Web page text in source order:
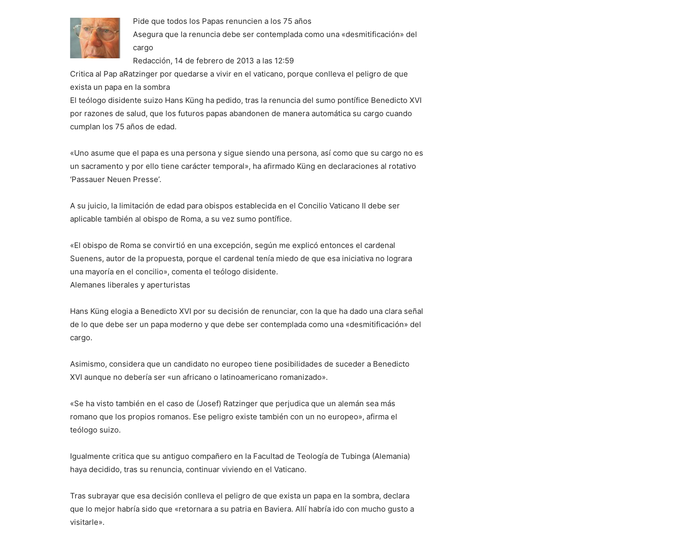
Pide que todos los Papas renuncien a los 75 años
Asegura que la renuncia debe ser contemplada como una «desmitificación» del
cargo
Redacción, 14 de febrero de 2013 a las 12:59
Critica al Pap aRatzinger por quedarse a vivir en el vaticano, porque conlleva el peligro de que
exista un papa en la sombra
El teólogo disidente suizo Hans Küng ha pedido, tras la renuncia del sumo pontífice Benedicto XVI
por razones de salud, que los futuros papas abandonen de manera automática su cargo cuando
cumplan los 75 años de edad.
«Uno asume que el papa es una persona y sigue siendo una persona, así como que su cargo no es
un sacramento y por ello tiene carácter temporal», ha afirmado Küng en declaraciones al rotativo
‘Passauer Neuen Presse’.
A su juicio, la limitación de edad para obispos establecida en el Concilio Vaticano II debe ser
aplicable también al obispo de Roma, a su vez sumo pontífice.
«El obispo de Roma se convirtió en una excepción, según me explicó entonces el cardenal
Suenens, autor de la propuesta, porque el cardenal tenía miedo de que esa iniciativa no lograra
una mayoría en el concilio», comenta el teólogo disidente.
Alemanes liberales y aperturistas
Hans Küng elogia a Benedicto XVI por su decisión de renunciar, con la que ha dado una clara señal
de lo que debe ser un papa moderno y que debe ser contemplada como una «desmitificación» del
cargo.
Asimismo, considera que un candidato no europeo tiene posibilidades de suceder a Benedicto
XVI aunque no debería ser «un africano o latinoamericano romanizado».
«Se ha visto también en el caso de (Josef) Ratzinger que perjudica que un alemán sea más
romano que los propios romanos. Ese peligro existe también con un no europeo», afirma el
teólogo suizo.
Igualmente critica que su antiguo compañero en la Facultad de Teología de Tubinga (Alemania)
haya decidido, tras su renuncia, continuar viviendo en el Vaticano.
Tras subrayar que esa decisión conlleva el peligro de que exista un papa en la sombra, declara
que lo mejor habría sido que «retornara a su patria en Baviera. Allí habría ido con mucho gusto a
visitarle».